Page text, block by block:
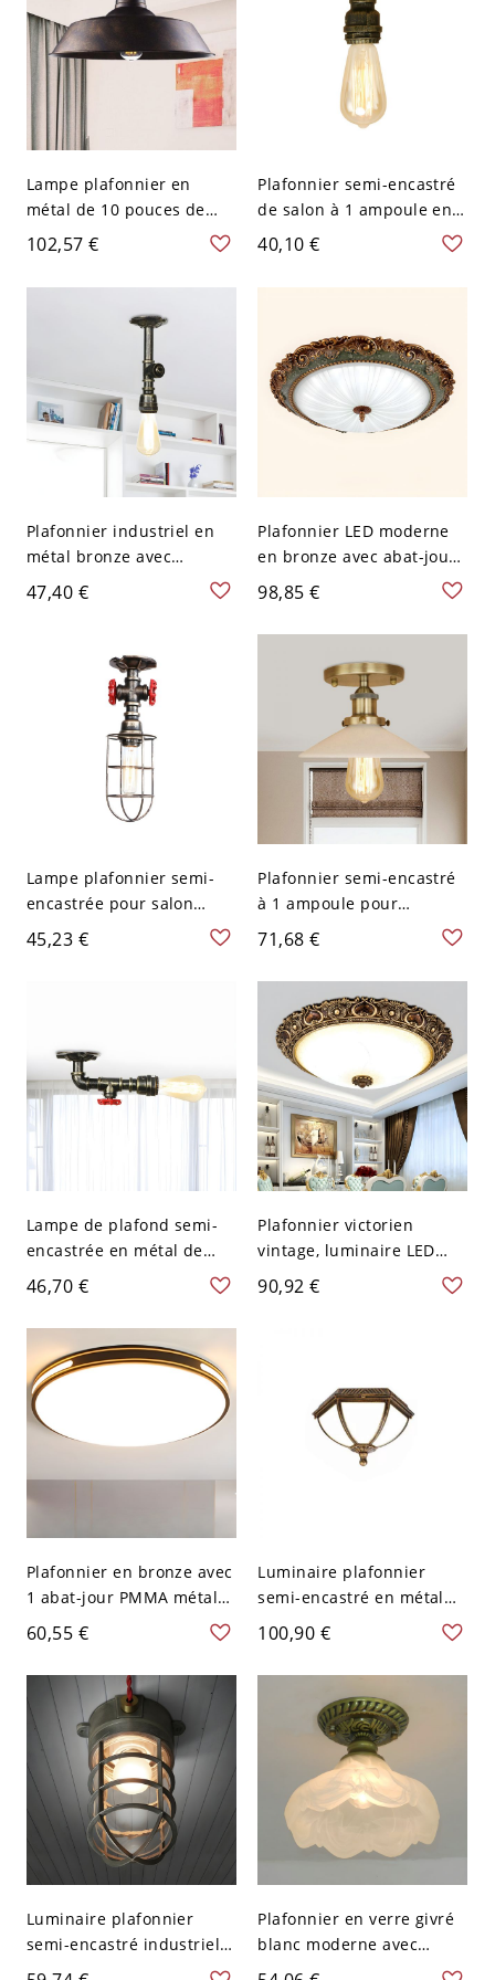
Lampe plafonnier en
métal de 10 pouces de
largeur avec 1 ampoule,
abat-jour de grange de
ferme, en bronze
102,57 €
Plafonnier semi-encastré
de salon à 1 ampoule en
bronze, tuyau d'eau en fer
40,10 €
Plafonnier industriel en
métal bronze avec
ampoule apparente semi-
encastré à tuyau de
47,40 €
Plafonnier LED moderne
en bronze avec abat-jour
en verre blanc - 1 lumière
- 110 V-120 V 38,1 cm
Blanc
98,85 €
Lampe plafonnier semi-
encastrée pour salon
industriel en fer avec
abat-jour en cage et
45,23 €
Plafonnier semi-encastré
à 1 ampoule pour
restaurant vintage avec
abat-jour en verre opale
en forme de cône en
bronze
71,68 €
Lampe de plafond semi-
encastrée en métal de
l'usine d'éclairage avec
une tuyauterie courbe en
bronze et une valve rouge
pour 1 ampoule, idéale
pour les couloirs
46,70 €
Plafonnier victorien
vintage, luminaire LED
bronze antique avec abat-
jour en verre dépoli - 110
90,92 €
Plafonnier en bronze avec
1 abat-jour PMMA métal
pour usage résidentiel
LED montage apparent,
110V-120V, rond, 16"
60,55 €
Luminaire plafonnier
semi-encastré en métal
moderne pour résidence
sombre en Amérique
dans catégories pic -
Bronze 110 V-120 V 33,02
100,90 €
Luminaire plafonnier
semi-encastré industriel
noir moderne en métal
Plafonnier en verre givré
blanc moderne avec
construction en fonte -